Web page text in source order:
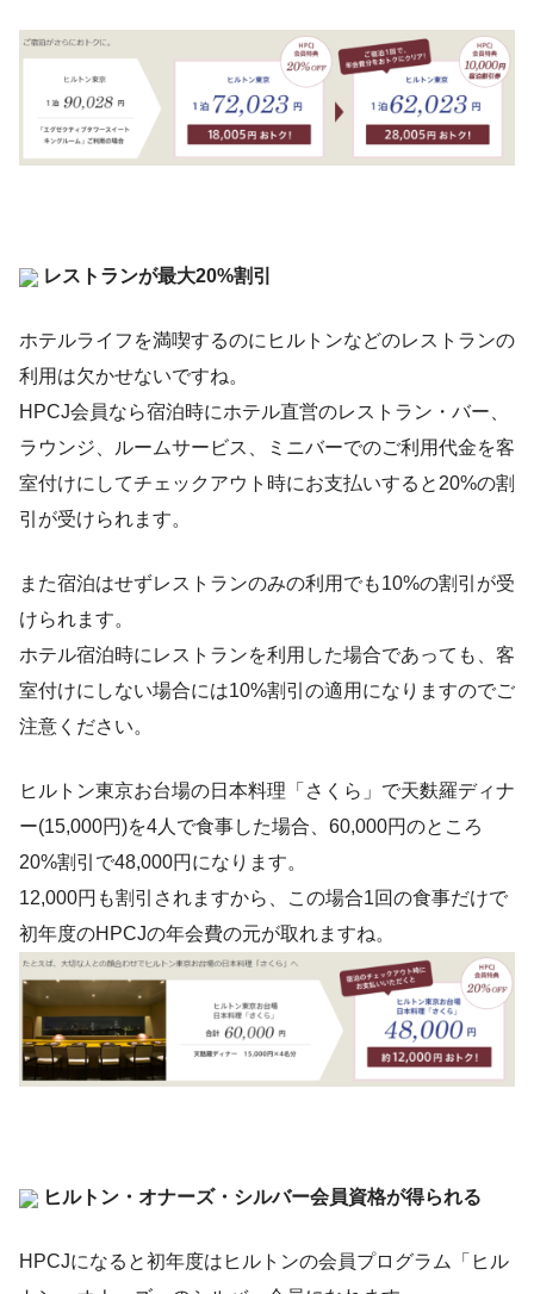
レストランが最大20%割引
ホテルライフを満喫するのにヒルトンなどのレストランの
利用は欠かせないですね。
HPCJ会員なら宿泊時にホテル直営のレストラン・バー、
ラウンジ、ルームサービス、ミニバーでのご利用代金を客
室付けにしてチェックアウト時にお支払いすると20%の割
引が受けられます。
また宿泊はせずレストランのみの利用でも10%の割引が受
けられます。
ホテル宿泊時にレストランを利用した場合であっても、客
室付けにしない場合には10%割引の適用になりますのでご
注意ください。
ヒルトン東京お台場の日本料理「さくら」で天麩羅ディナ
ー(15,000円)を4人で食事した場合、60,000円のところ
20%割引で48,000円になります。
12,000円も割引されますから、この場合1回の食事だけで
初年度のHPCJの年会費の元が取れますね。
ヒルトン・オナーズ・シルバー会員資格が得られる
HPCJになると初年度はヒルトンの会員プログラム「ヒル